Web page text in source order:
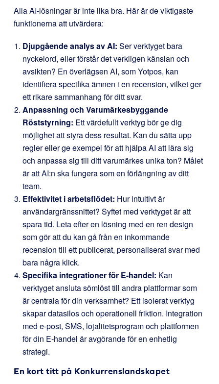
Alla AI-lösningar är inte lika bra. Här är de viktigaste
funktionerna att utvärdera:
Djupgående analys av AI: Ser verktyget bara
nyckelord, eller förstår det verkligen känslan och
avsikten? En överlägsen AI, som Yotpos, kan
identifiera specifika ämnen i en recension, vilket ger
ett rikare sammanhang för ditt svar.
Anpassning och Varumärkesbyggande
Röststyrning: Ett värdefullt verktyg bör ge dig
möjlighet att styra dess resultat. Kan du sätta upp
regler eller ge exempel för att hjälpa AI att lära sig
och anpassa sig till ditt varumärkes unika ton? Målet
är att AI:n ska fungera som en förlängning av ditt
team.
Effektivitet i arbetsflödet: Hur intuitivt är
användargränssnittet? Syftet med verktyget är att
spara tid. Leta efter en lösning med en ren design
som gör att du kan gå från en inkommande
recension till ett publicerat, personaliserat svar med
bara några klick.
Specifika integrationer för E-handel: Kan
verktyget ansluta sömlöst till andra plattformar som
är centrala för din verksamhet? Ett isolerat verktyg
skapar datasilos och operationell friktion. Integration
med e-post, SMS, lojalitetsprogram och plattformen
för din E-handel är avgörande för en enhetlig
strategi.
En kort titt på Konkurrenslandskapet